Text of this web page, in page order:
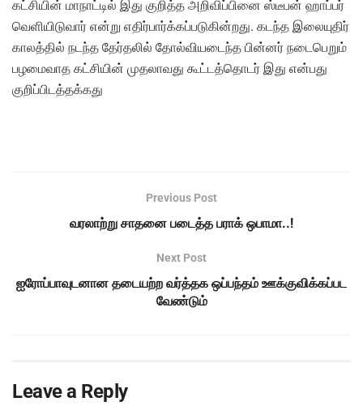
கட்சியின் மாநாட்டில் இது குறித்த அறிவிப்பினை ஸ்டீபன் ஹாப்பர்
வெளியிடுவார் என்று எதிர்பார்க்கப்படுகின்றது. கடந்த இலையுதிர்
காலத்தில் நடந்த தேர்தலில் தோல்வியடைந்த பின்னர் நடைபெறும்
பழமைவாத கட்சியின் முதலாவது கூட்டத்தொடர் இது என்பது
குறிப்பிடத்தக்கது
Previous Post
வரலாற்று சாதனை படைத்த பராக் ஒபாமா..!
Next Post
ஐரோப்பாவுடனான தடையற்ற வர்த்தக ஒப்பந்தம் ஊக்குவிக்கப்பட
வேண்டும்
Leave a Reply